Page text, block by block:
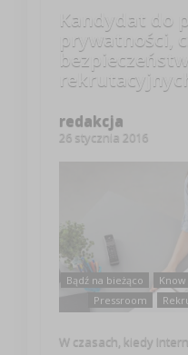
Kandydat do
prywatności,
redakcja
26 stycznia 2016
Bądź na bieżąco
Pressroom
W czasach, kiedy